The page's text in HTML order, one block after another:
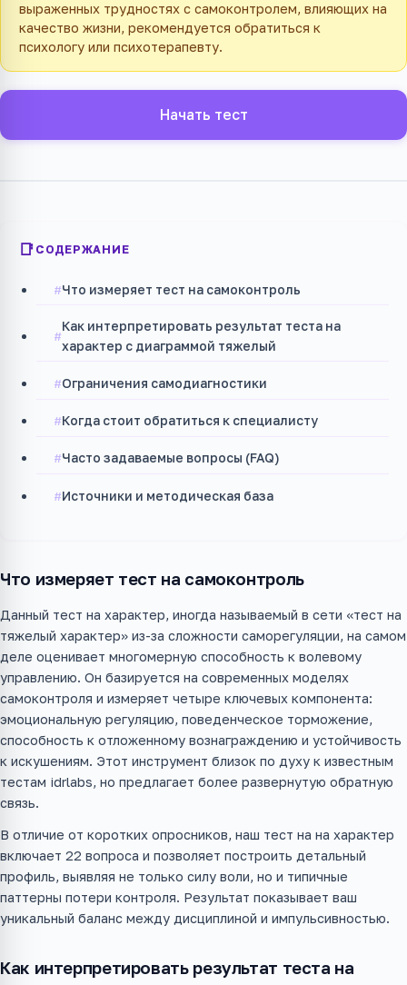
выраженных трудностях с самоконтролем, влияющих на
качество жизни, рекомендуется обратиться к
психологу или психотерапевту.
Начать тест
СОДЕРЖАНИЕ
Что измеряет тест на самоконтроль
Как интерпретировать результат теста на
характер с диаграммой тяжелый
Ограничения самодиагностики
Когда стоит обратиться к специалисту
Часто задаваемые вопросы (FAQ)
Источники и методическая база
Что измеряет тест на самоконтроль
Данный тест на характер, иногда называемый в сети «тест на
тяжелый характер» из-за сложности саморегуляции, на самом
деле оценивает многомерную способность к волевому
управлению. Он базируется на современных моделях
самоконтроля и измеряет четыре ключевых компонента:
эмоциональную регуляцию, поведенческое торможение,
способность к отложенному вознаграждению и устойчивость
к искушениям. Этот инструмент близок по духу к известным
тестам idrlabs, но предлагает более развернутую обратную
связь.
В отличие от коротких опросников, наш тест на на характер
включает 22 вопроса и позволяет построить детальный
профиль, выявляя не только силу воли, но и типичные
паттерны потери контроля. Результат показывает ваш
уникальный баланс между дисциплиной и импульсивностью.
Как интерпретировать результат теста на